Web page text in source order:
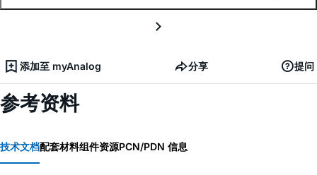
添加至 myAnalog 分享 提问
参考资料
技术文档配套材料组件资源PCN/PDN 信息